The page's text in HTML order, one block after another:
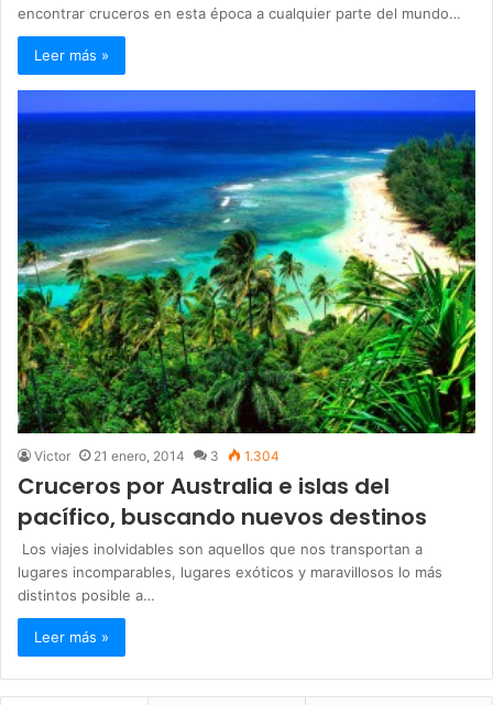
encontrar cruceros en esta época a cualquier parte del mundo…
Leer más »
Victor 21 enero, 2014 3 1.304
Cruceros por Australia e islas del
pacífico, buscando nuevos destinos
Los viajes inolvidables son aquellos que nos transportan a
lugares incomparables, lugares exóticos y maravillosos lo más
distintos posible a…
Leer más »